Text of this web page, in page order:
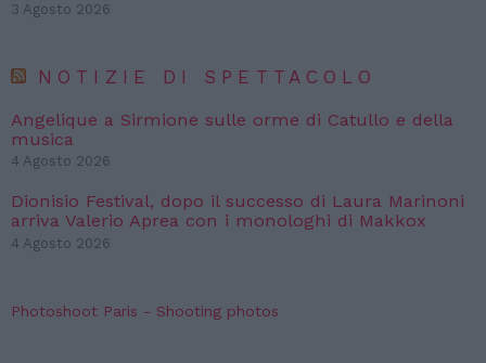
3 Agosto 2026
NOTIZIE DI SPETTACOLO
Angelique a Sirmione sulle orme di Catullo e della
musica
4 Agosto 2026
Dionisio Festival, dopo il successo di Laura Marinoni
arriva Valerio Aprea con i monologhi di Makkox
4 Agosto 2026
Photoshoot Paris - Shooting photos